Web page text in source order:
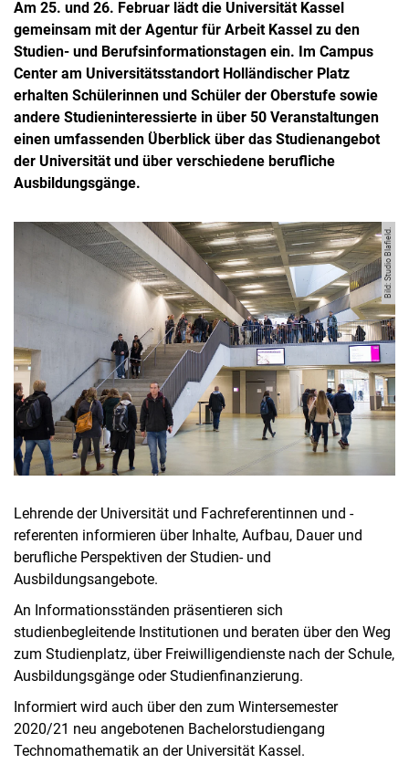
Am 25. und 26. Februar lädt die Universität Kassel
gemeinsam mit der Agentur für Arbeit Kassel zu den
Studien- und Berufsinformationstagen ein. Im Campus
Center am Universitätsstandort Holländischer Platz
erhalten Schülerinnen und Schüler der Oberstufe sowie
andere Studieninteressierte in über 50 Veranstaltungen
einen umfassenden Überblick über das Studienangebot
der Universität und über verschiedene berufliche
Ausbildungsgänge.
Bild: Studio Blafield.
Lehrende der Universität und Fachreferentinnen und -
referenten informieren über Inhalte, Aufbau, Dauer und
berufliche Perspektiven der Studien- und
Ausbildungsangebote.
An Informationsständen präsentieren sich
studienbegleitende Institutionen und beraten über den Weg
zum Studienplatz, über Freiwilligendienste nach der Schule,
Ausbildungsgänge oder Studienfinanzierung.
Informiert wird auch über den zum Wintersemester
2020/21 neu angebotenen Bachelorstudiengang
Technomathematik an der Universität Kassel.